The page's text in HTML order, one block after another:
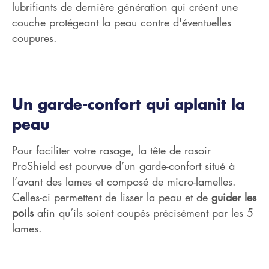
lubrifiants de dernière génération qui créent une
couche protégeant la peau contre d'éventuelles
coupures.
Un garde-confort qui aplanit la
peau
Pour faciliter votre rasage, la tête de rasoir
ProShield est pourvue d’un garde-confort situé à
l’avant des lames et composé de micro-lamelles.
Celles-ci permettent de lisser la peau et de guider les
poilsafin qu’ils soient coupés précisément par les 5
lames.